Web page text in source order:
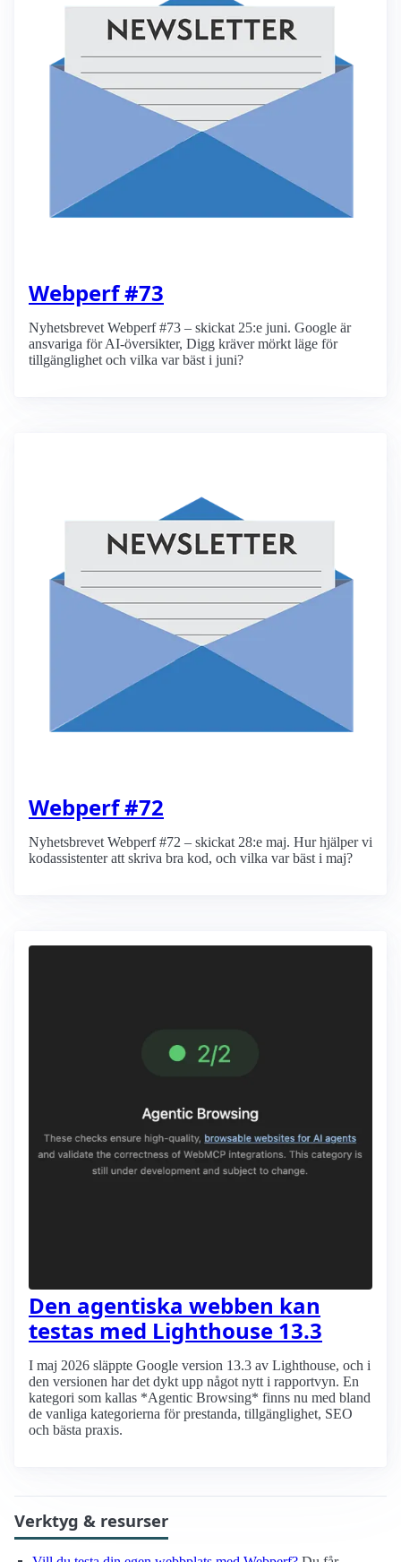
Webperf #73
Nyhetsbrevet Webperf #73 – skickat 25:e juni. Google är
ansvariga för AI-översikter, Digg kräver mörkt läge för
tillgänglighet och vilka var bäst i juni?
Webperf #72
Nyhetsbrevet Webperf #72 – skickat 28:e maj. Hur hjälper vi
kodassistenter att skriva bra kod, och vilka var bäst i maj?
Den agentiska webben kan
testas med Lighthouse 13.3
I maj 2026 släppte Google version 13.3 av Lighthouse, och i
den versionen har det dykt upp något nytt i rapportvyn. En
kategori som kallas *Agentic Browsing* finns nu med bland
de vanliga kategorierna för prestanda, tillgänglighet, SEO
och bästa praxis.
Verktyg & resurser